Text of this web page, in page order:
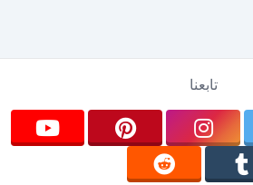
تابعنا